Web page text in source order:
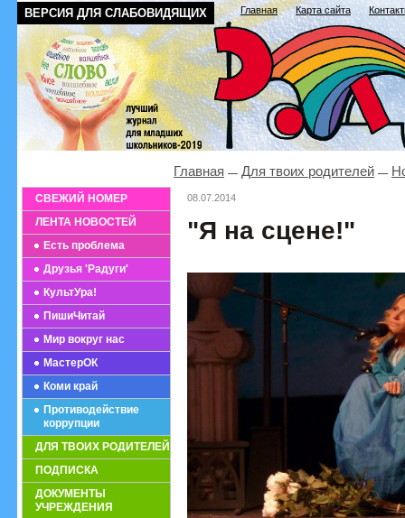
ВЕРСИЯ ДЛЯ СЛАБОВИДЯЩИХ Главная Карта сайта
СВЕЖИЙ НОМЕР
ЛЕНТА НОВОСТЕЙ
Есть проблема
Друзья 'Радуги'
КультУра!
ПишиЧитай
Мир вокруг нас
МастерОК
Коми край
Противодействие
коррупции
ДЛЯ ТВОИХ РОДИТЕЛЕЙ
ПОДПИСКА
ДОКУМЕНТЫ
УЧРЕЖДЕНИЯ
Главная Для твоих родителей
08.07.2014
"Я на сцене!"